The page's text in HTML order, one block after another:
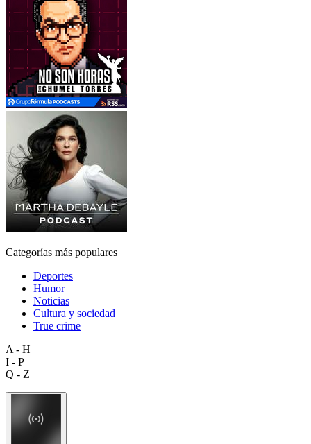
Categorías más populares
Deportes
Humor
Noticias
Cultura y sociedad
True crime
A - H
I - P
Q - Z